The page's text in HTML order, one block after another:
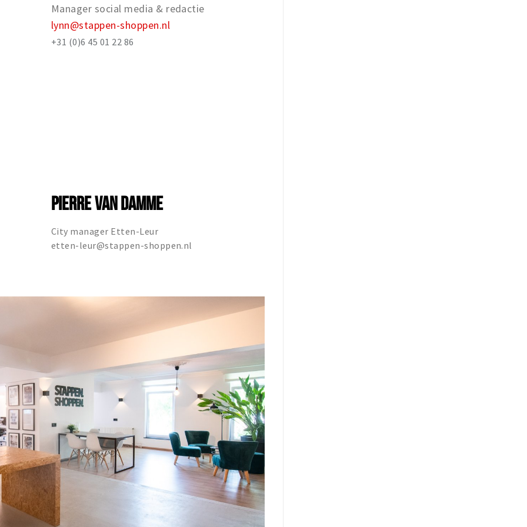
Manager social media & redactie
lynn@stappen-shoppen.nl
+31 (0)6 45 01 22 86
PIERRE VAN DAMME
City manager Etten-Leur
etten-leur@stappen-shoppen.nl